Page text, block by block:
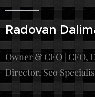
Radovan
Owner & CEO | CFO,
Director, Seo